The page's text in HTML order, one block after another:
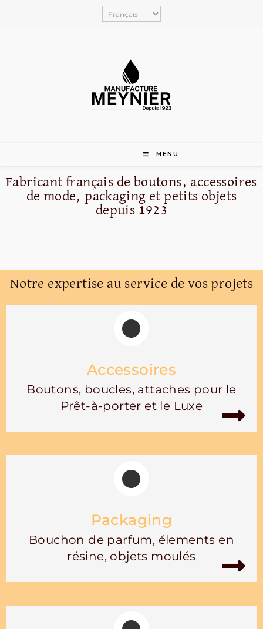
MENU
Fabricant français de boutons, accessoires
de mode, packaging et petits objets
depuis 1923
Notre expertise au service de vos projets
Accessoires
Boutons, boucles, attaches pour le
Prêt-à-porter et le Luxe
Packaging
Bouchon de parfum, élements en
résine, objets moulés